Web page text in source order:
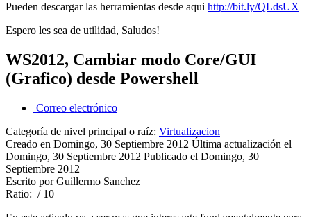
Pueden descargar las herramientas desde aqui http://bit.ly/QLdsUX
Espero les sea de utilidad, Saludos!
WS2012, Cambiar modo Core/GUI
(Grafico) desde Powershell
Correo electrónico
Categoría de nivel principal o raíz: Virtualizacion
Creado en Domingo, 30 Septiembre 2012 Última actualización el
Domingo, 30 Septiembre 2012 Publicado el Domingo, 30
Septiembre 2012
Escrito por Guillermo Sanchez
Ratio: / 10